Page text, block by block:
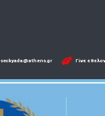
seckyada@athens.gr Γίνε